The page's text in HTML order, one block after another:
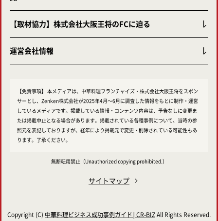
【取材協力】株式会社大阪王将のFCに迫る
運営会社情報
【免責事項】 本メディアは、中華料理フランチャイズ・株式会社大阪王将をスポン
サーとし、Zenken株式会社が2025年4月～6月に調査した情報をもとに制作・運営
しているメディアです。掲載している情報・コンテンツ内容は、予告なしに変更ま
たは掲載中止となる場合があります。掲載されている各種事例について、当時の参
照元を表記しておりますが、経年により掲載元で変更・削除されている可能性もあ
ります。了承ください。
無断転用禁止 （Unauthorized copying prohibited.）
サイトマップ
Copyright (C) 中華料理ビジネス成功事例ガイド│CR-BIZAll Rights Reserved.